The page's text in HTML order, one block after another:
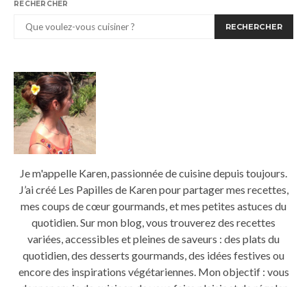
RECHERCHER
RECHERCHER
Je m'appelle Karen, passionnée de cuisine depuis toujours.
J’ai créé Les Papilles de Karen pour partager mes recettes,
mes coups de cœur gourmands, et mes petites astuces du
quotidien. Sur mon blog, vous trouverez des recettes
variées, accessibles et pleines de saveurs : des plats du
quotidien, des desserts gourmands, des idées festives ou
encore des inspirations végétariennes. Mon objectif : vous